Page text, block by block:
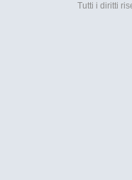
Tutti i diritti